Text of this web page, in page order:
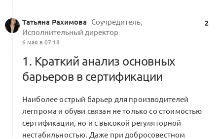
Татьяна Рахимова
Соучредитель,
Исполнительный директор
6 мая в 07:18
2
1. Краткий анализ основных
барьеров в сертификации
Наиболее острый барьер для производителей
легпрома и обуви связан не только со стоимостью
сертификации, но и с высокой регуляторной
нестабильностью. Даже при добросовестном